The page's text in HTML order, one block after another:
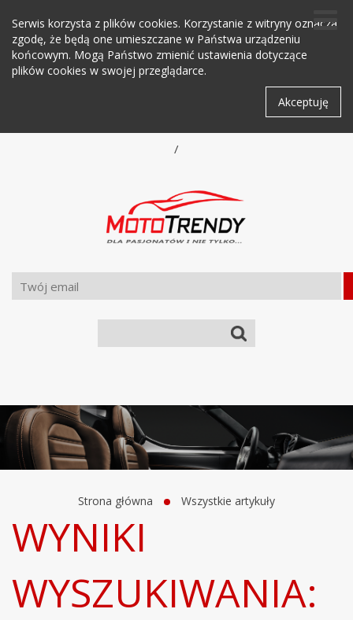
Serwis korzysta z plików cookies. Korzystanie z witryny oznacza
zgodę, że będą one umieszczane w Państwa urządzeniu
końcowym. Mogą Państwo zmienić ustawienia dotyczące
plików cookies w swojej przeglądarce.
Akceptuję
/
Strona główna Wszystkie artykuły
WYNIKI
WYSZUKIWANIA: